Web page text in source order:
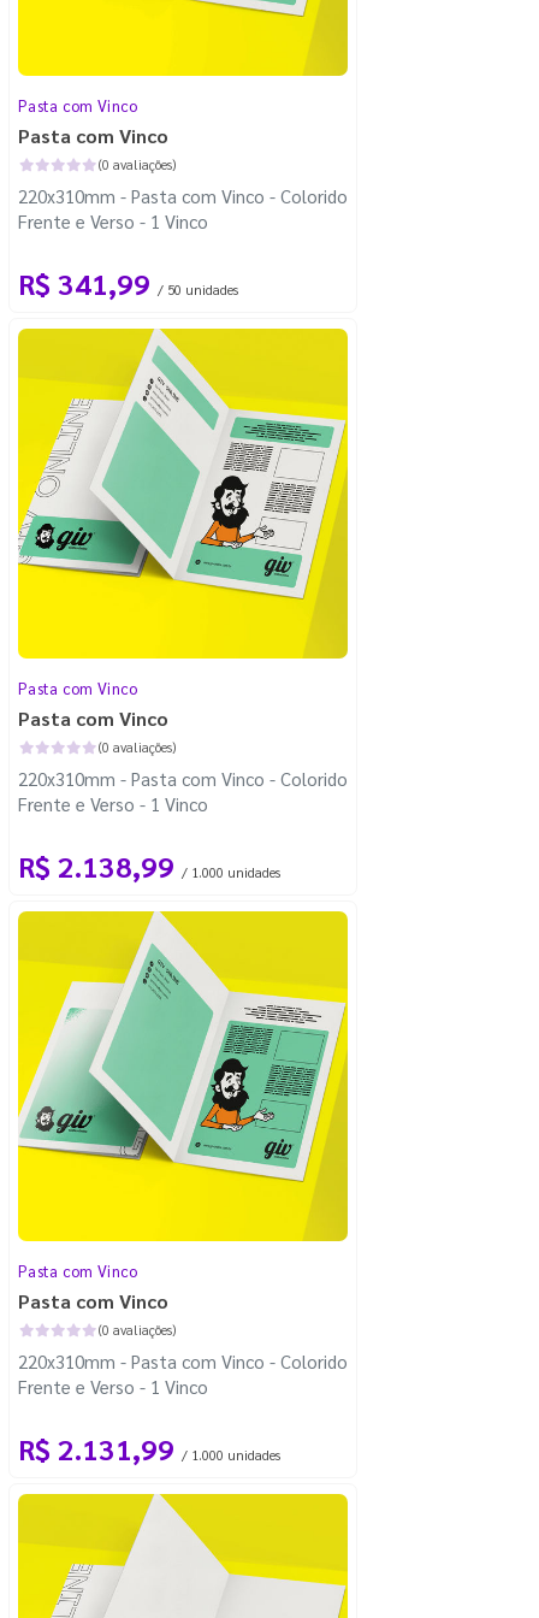
Pasta com Vinco
Pasta com Vinco
(0 avaliações)
220x310mm - Pasta com Vinco - Colorido
Frente e Verso - 1 Vinco
R$ 341,99 / 50 unidades
Pasta com Vinco
Pasta com Vinco
(0 avaliações)
220x310mm - Pasta com Vinco - Colorido
Frente e Verso - 1 Vinco
R$ 2.138,99 / 1.000 unidades
Pasta com Vinco
Pasta com Vinco
(0 avaliações)
220x310mm - Pasta com Vinco - Colorido
Frente e Verso - 1 Vinco
R$ 2.131,99 / 1.000 unidades